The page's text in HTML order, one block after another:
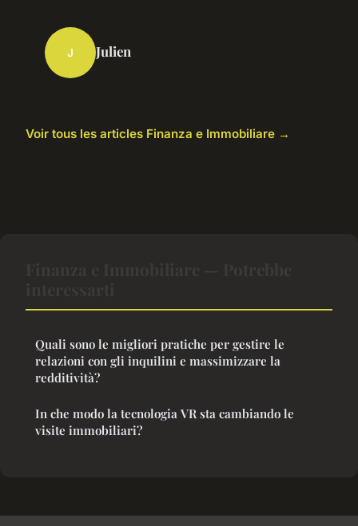
J Julien
Voir tous les articles Finanza e Immobiliare →
Quali sono le migliori pratiche per gestire le
relazioni con gli inquilini e massimizzare la
redditività?
In che modo la tecnologia VR sta cambiando le
visite immobiliari?